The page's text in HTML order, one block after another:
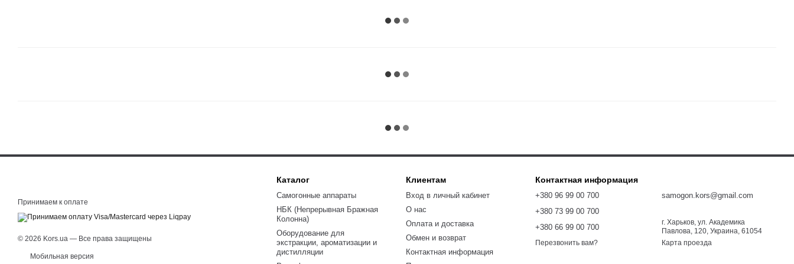
Принимаем к оплате
© 2026 Kors.ua — Все права защищены
Мобильная версия
Каталог
Самогонные аппараты
НБК (Непрерывная Бражная
Колонна)
Оборудование для
экстракции, ароматизации и
дистилляции
Клиентам
Вход в личный кабинет
О нас
Оплата и доставка
Обмен и возврат
Контактная информация
Контактная информация
+380 96 99 00 700
+380 73 99 00 700
+380 66 99 00 700
Перезвонить вам?
samogon.kors@gmail.com
г. Харьков, ул. Академика
Павлова, 120, Украина, 61054
Карта проезда